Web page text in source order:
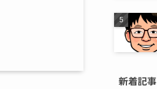
新着記事